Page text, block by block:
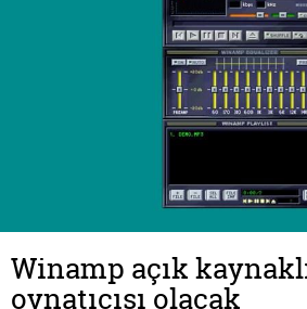
Winamp açık
oynatıcısı olacak